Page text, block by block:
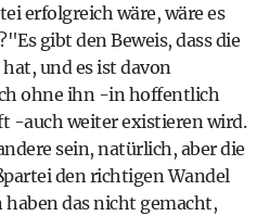
erfolgreich wäre, wäre es
gibt den Beweis, dass die
und es ist davon
ohne ihn -in hoffentlich
-auch weiter existieren wird.
sein, natürlich, aber die
den richtigen Wandel
das nicht gemacht,